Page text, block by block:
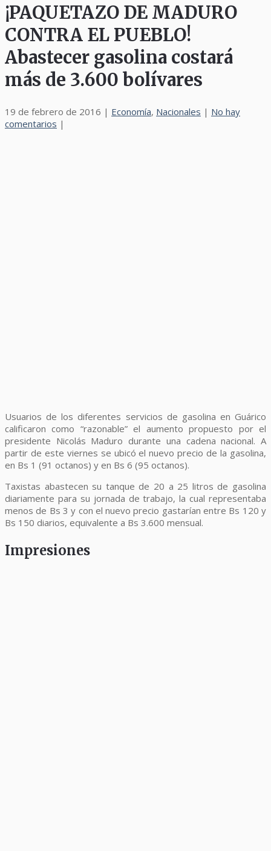
¡PAQUETAZO DE MADURO
CONTRA EL PUEBLO!
Abastecer gasolina costará
más de 3.600 bolívares
19 de febrero de 2016 | Economía, Nacionales | No hay
comentarios |
Usuarios de los diferentes servicios de gasolina en Guárico
calificaron como “razonable” el aumento propuesto por el
presidente Nicolás Maduro durante una cadena nacional. A
partir de este viernes se ubicó el nuevo precio de la gasolina,
en Bs 1 (91 octanos) y en Bs 6 (95 octanos).
Taxistas abastecen su tanque de 20 a 25 litros de gasolina
diariamente para su jornada de trabajo, la cual representaba
menos de Bs 3 y con el nuevo precio gastarían entre Bs 120 y
Bs 150 diarios, equivalente a Bs 3.600 mensual.
Impresiones